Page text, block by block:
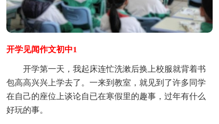
开学见闻作文初中1
开学第一天，我起床连忙洗漱后换上校服就背着书
包高高兴兴上学去了。一来到教室，就见到了许多同学
在自己的座位上谈论自已在寒假里的趣事，过年有什么
好玩的事。